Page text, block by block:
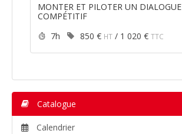
MONTER ET PILOTER UN DIALOGUE
COMPÉTITIF
Durée :
7h Prix :
850 € HT / 1 020 € TTC
Catalogue
Calendrier